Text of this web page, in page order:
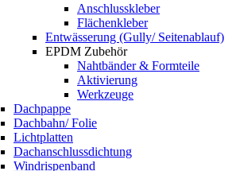
Anschlusskleber
Flächenkleber
Entwässerung (Gully/ Seitenablauf)
EPDM Zubehör
Nahtbänder & Formteile
Aktivierung
Werkzeuge
Dachpappe
Dachbahn/ Folie
Lichtplatten
Dachanschlussdichtung
Windrispenband